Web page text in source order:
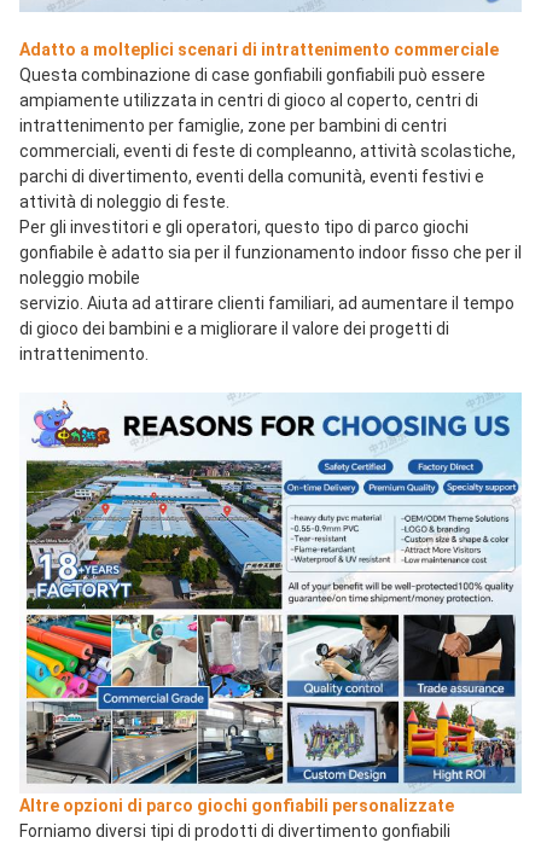
Adatto a molteplici scenari di intrattenimento commerciale
Questa combinazione di case gonfiabili gonfiabili può essere
ampiamente utilizzata in centri di gioco al coperto, centri di
intrattenimento per famiglie, zone per bambini di centri
commerciali, eventi di feste di compleanno, attività scolastiche,
parchi di divertimento, eventi della comunità, eventi festivi e
attività di noleggio di feste.
Per gli investitori e gli operatori, questo tipo di parco giochi
gonfiabile è adatto sia per il funzionamento indoor fisso che per il
noleggio mobile
servizio. Aiuta ad attirare clienti familiari, ad aumentare il tempo
di gioco dei bambini e a migliorare il valore dei progetti di
intrattenimento.
Altre opzioni di parco giochi gonfiabili personalizzate
Forniamo diversi tipi di prodotti di divertimento gonfiabili